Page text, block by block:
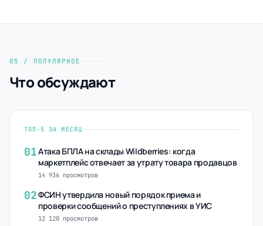
05 / ПОПУЛЯРНОЕ
Что обсуждают
ТОП-5 ЗА МЕСЯЦ
01Атака БПЛА на склады Wildberries: когда
маркетплейс отвечает за утрату товара продавцов
14 936 просмотров
02ФСИН утвердила новый порядок приема и
проверки сообщений о преступлениях в УИС
12 120 просмотров